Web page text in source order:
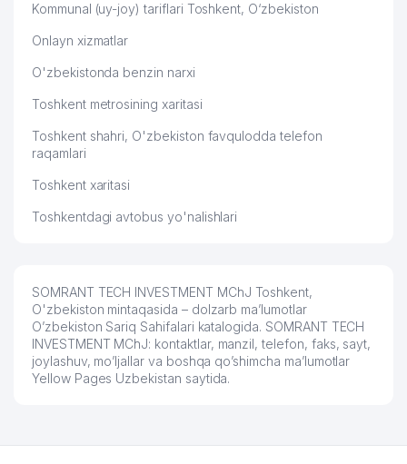
QO'MITASI
58 KAPITAL STRIKE MChJ
TADBIRKOR
60 LASHKARBEGI MAHALLA QO'MITASI 680 м
64 IMT LOGISTICS NN VAKOLATXONA
65 INTEGRIS MChJ 700 м
66
O'ZBEKISTONDAGI NIDERLAND
QIROLLIGI KONSULLIGI
Kommunal (uy-joy) tariflari Toshkent, O‘zbekiston
Onlayn xizmatlar
O'zbekistonda benzin narxi
Toshkent metrosining xaritasi
Toshkent shahri, O'zbekiston favqulodda telefon
raqamlari
Toshkent xaritasi
Toshkentdagi avtobus yo'nalishlari
SOMRANT TECH INVESTMENT MChJ Toshkent,
O'zbekiston mintaqasida – dolzarb ma’lumotlar
O’zbekiston Sariq Sahifalari katalogida. SOMRANT TECH
INVESTMENT MChJ: kontaktlar, manzil, telefon, faks, sayt,
joylashuv, mo’ljallar va boshqa qo’shimcha ma’lumotlar
Yellow Pages Uzbekistan saytida.